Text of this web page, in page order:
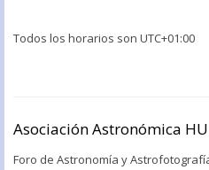
Todos los horarios son UTC+01:00
Asociación Astronómica
Foro de Astronomía y